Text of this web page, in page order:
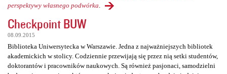
perspektywy własnego podwórka
Checkpoint BUW
08.09.2015
Biblioteka Uniwersytecka w Warszawie. Jedna z najważniejszych bibliotek
akademickich w stolicy. Codziennie przewijają się przez nią setki studentów,
doktorantów i pracowników naukowych. Są również pasjonaci, samodzielni